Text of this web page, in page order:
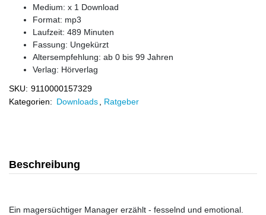
Medium: x 1 Download
Format: mp3
Laufzeit: 489 Minuten
Fassung: Ungekürzt
Altersempfehlung: ab 0 bis 99 Jahren
Verlag: Hörverlag
SKU: 9110000157329
Kategorien: Downloads Ratgeber
Beschreibung
Ein magersüchtiger Manager erzählt - fesselnd und emotional.